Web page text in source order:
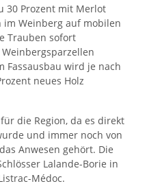
30 Prozent mit Merlot
im Weinberg auf mobilen
Trauben sofort
Fassausbau wird je nach
neues Holz
die Region, da es direkt
und immer noch von
Anwesen gehört. Die
Lalande-Borie in
Médoc.